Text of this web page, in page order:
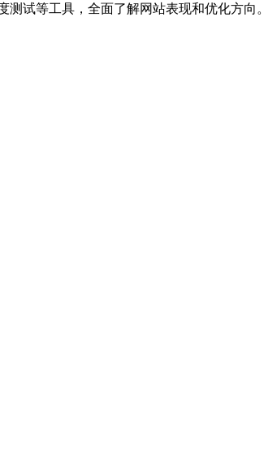
试等工具，全面了解网站表现和优化方向。